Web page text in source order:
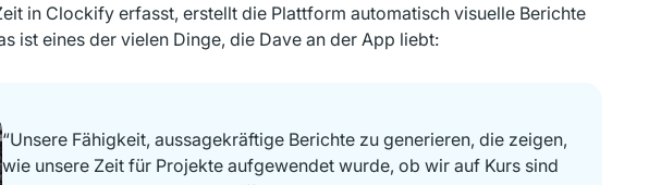
in Clockify erfasst, erstellt die Plattform automatisch visuelle Berichte
ist eines der vielen Dinge, die Dave an der App liebt:
“Unsere Fähigkeit, aussagekräftige Berichte zu generieren, die zeigen,
wie unsere Zeit für Projekte aufgewendet wurde, ob wir auf Kurs sind